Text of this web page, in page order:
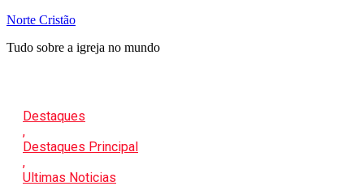
Pular
o
Norte Cristão
Tudo sobre a igreja no mundo
Destaques
,
Destaques Principal
,
Ultimas Noticias